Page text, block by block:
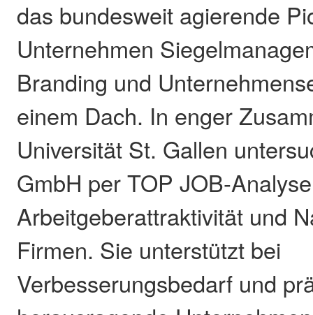
das bundesweit agierende
Unternehmen
Branding und
einem Dach. In enger
Universität St. Gallen
GmbH per TOP JOB-
Arbeitgeberattraktivität und
Firmen. Sie unterstützt bei
Verbesserungsbedarf und